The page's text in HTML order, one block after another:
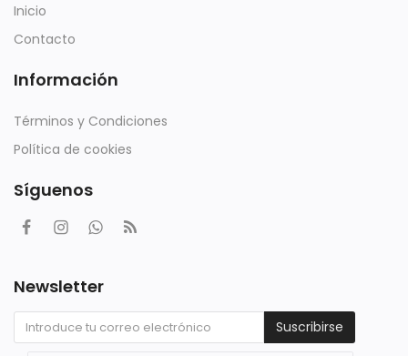
Inicio
Contacto
Información
Términos y Condiciones
Política de cookies
Síguenos
Newsletter
Suscribirse